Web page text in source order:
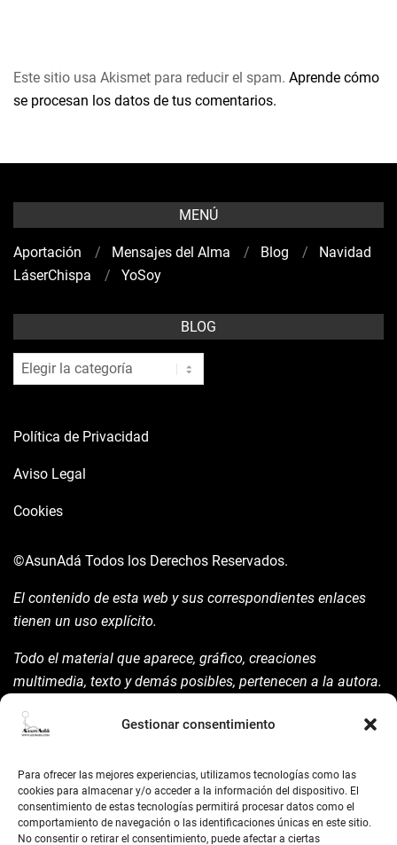
Gestionar consentimiento
Para ofrecer las mejores experiencias, utilizamos tecnologías como las
cookies para almacenar y/o acceder a la información del dispositivo. El
consentimiento de estas tecnologías permitirá procesar datos como el
comportamiento de navegación o las identificaciones únicas en este sitio.
No consentir o retirar el consentimiento, puede afectar a ciertas
Este sitio usa Akismet para reducir el spam. Aprende cómo
se procesan los datos de tus comentarios.
MENÚ
Aportación Mensajes del Alma Blog
Navidad
LáserChispa
YoSoy
BLOG
blog
Política de Privacidad
Aviso Legal
Cookies
©AsunAdá Todos los Derechos Reservados.
El contenido de esta web y sus correspondientes enlaces
tienen un uso explícito.
Todo el material que aparece, gráfico, creaciones
multimedia, texto y demás posibles, pertenecen a la autora.
la mism para ello.
©AsunAdá ​Gracias.